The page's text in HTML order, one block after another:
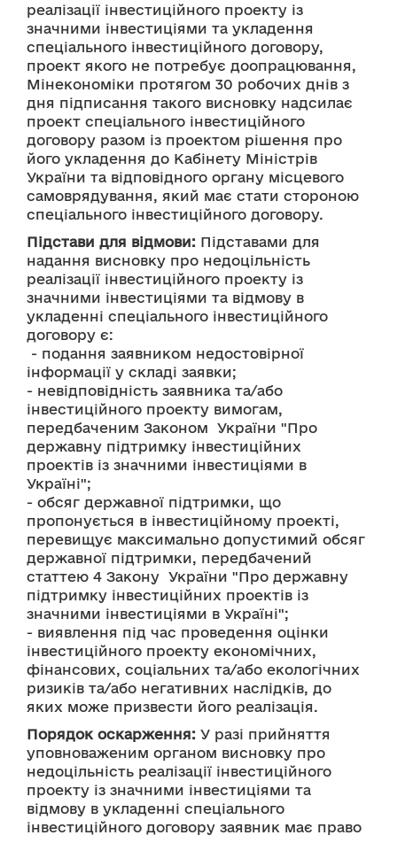
реалізації інвестиційного проекту із
значними інвестиціями та укладення
спеціального інвестиційного договору,
проект якого не потребує доопрацювання,
Мінекономіки протягом 30 робочих днів з
дня підписання такого висновку надсилає
проект спеціального інвестиційного
договору разом із проектом рішення про
його укладення до Кабінету Міністрів
України та відповідного органу місцевого
самоврядування, який має стати стороною
спеціального інвестиційного договору.
Підстави для відмови: Підставами для
надання висновку про недоцільність
реалізації інвестиційного проекту із
значними інвестиціями та відмову в
укладенні спеціального інвестиційного
договору є:
інформації у складі заявки;
- невідповідність заявника та/або
інвестиційного проекту вимогам,
передбаченим Законом  України "Про
державну підтримку інвестиційних
проектів із значними інвестиціями в
Україні";
- обсяг державної підтримки, що
пропонується в інвестиційному проекті,
перевищує максимально допустимий обсяг
державної підтримки, передбачений
статтею 4 Закону  України "Про державну
підтримку інвестиційних проектів із
значними інвестиціями в Україні";
- виявлення під час проведення оцінки
інвестиційного проекту економічних,
фінансових, соціальних та/або екологічних
ризиків та/або негативних наслідків, до
яких може призвести його реалізація.
Порядок оскарження: У разі прийняття
уповноваженим органом висновку про
недоцільність реалізації інвестиційного
проекту із значними інвестиціями та
відмову в укладенні спеціального
інвестиційного договору заявник має право